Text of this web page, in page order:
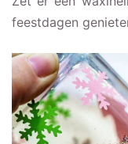
feestdagen